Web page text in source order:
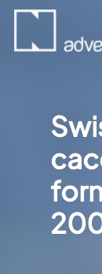
Skip
main